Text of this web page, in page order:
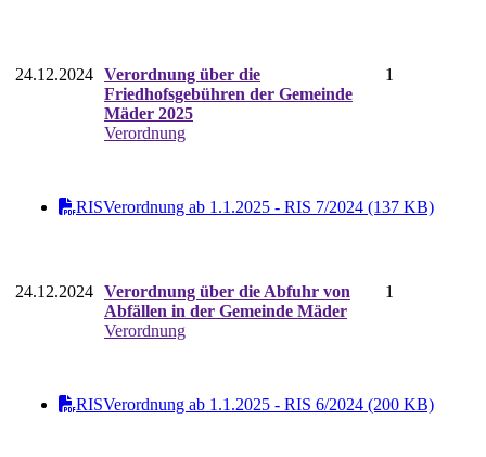
24.12.2024 Verordnung über die
Friedhofsgebühren der Gemeinde
Mäder 2025
Verordnung
1
RISVerordnung ab 1.1.2025 - RIS 7/2024 (137 KB)
24.12.2024 Verordnung über die Abfuhr von
Abfällen in der Gemeinde Mäder
Verordnung
1
RISVerordnung ab 1.1.2025 - RIS 6/2024 (200 KB)